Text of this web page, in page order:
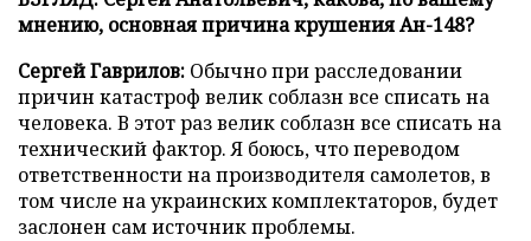
мнению, основная причина крушения Ан-148?
Сергей Гаврилов: Обычно при расследовании
причин катастроф велик соблазн все списать на
человека. В этот раз велик соблазн все списать на
технический фактор. Я боюсь, что переводом
ответственности на производителя самолетов, в
том числе на украинских комплектаторов, будет
заслонен сам источник проблемы.